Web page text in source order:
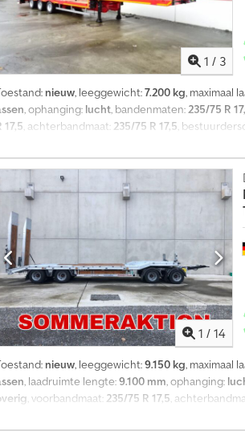
1 / 3
nieuw, leeggewicht:7.200 kg, maximaal
, ophanging: lucht, bandenmaten:235/75 R
17,5, achterbandmaat: 235/75 R 17,5,
, Lengte hoogbed ca. 4.180
in het buitenframe, 8
-- Drukfouten,
onder: !, Meer details: ! Dcedjztd Ucspfx
1 / 14
nieuw, leeggewicht:9.150 kg, maximaal
, laadruimte lengte:9.100 mm, ophanging:
, voorbandmaat: 235/75 R 17,5,